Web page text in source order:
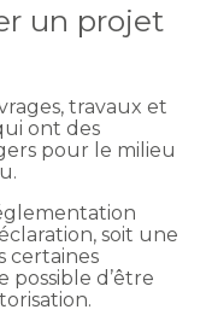
un projet
travaux et
ont des
pour le milieu
soit une
certaines
possible d’être